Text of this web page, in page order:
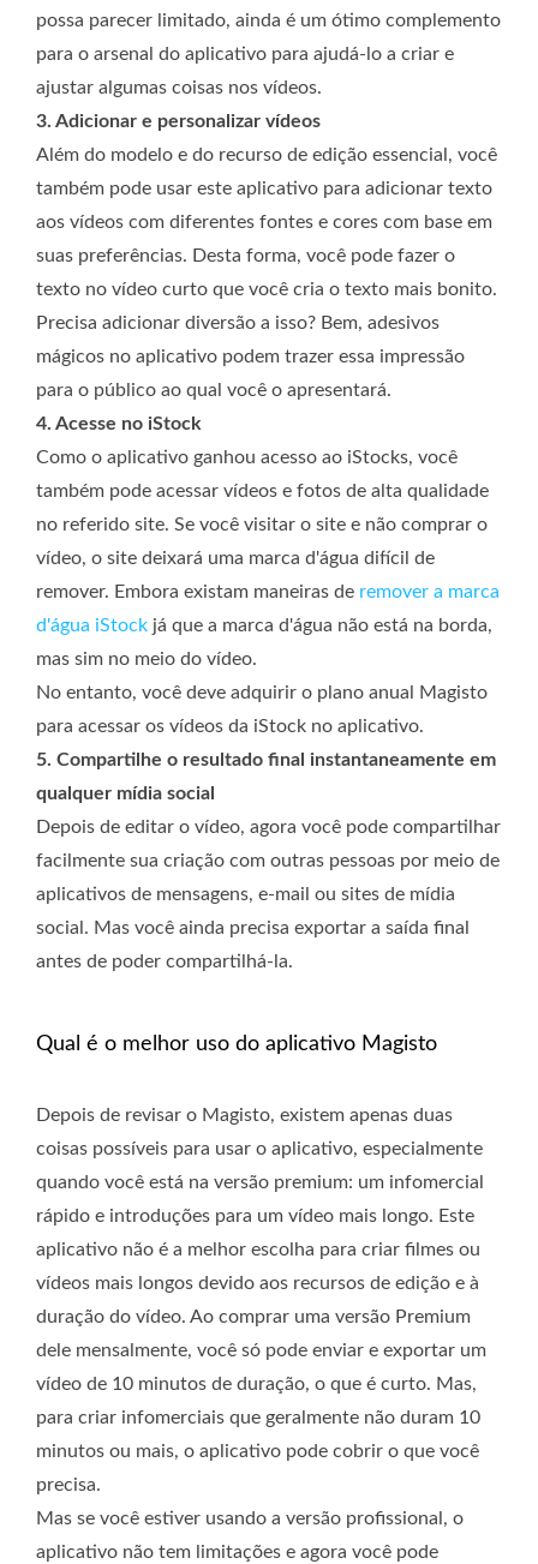
possa parecer limitado, ainda é um ótimo complemento
para o arsenal do aplicativo para ajudá-lo a criar e
ajustar algumas coisas nos vídeos.
3. Adicionar e personalizar vídeos
Além do modelo e do recurso de edição essencial, você
também pode usar este aplicativo para adicionar texto
aos vídeos com diferentes fontes e cores com base em
suas preferências. Desta forma, você pode fazer o
texto no vídeo curto que você cria o texto mais bonito.
Precisa adicionar diversão a isso? Bem, adesivos
mágicos no aplicativo podem trazer essa impressão
para o público ao qual você o apresentará.
4. Acesse no iStock
Como o aplicativo ganhou acesso ao iStocks, você
também pode acessar vídeos e fotos de alta qualidade
no referido site. Se você visitar o site e não comprar o
vídeo, o site deixará uma marca d'água difícil de
remover. Embora existam maneiras de remover a marca
d'água iStock já que a marca d'água não está na borda,
mas sim no meio do vídeo.
No entanto, você deve adquirir o plano anual Magisto
para acessar os vídeos da iStock no aplicativo.
5. Compartilhe o resultado final instantaneamente em
qualquer mídia social
Depois de editar o vídeo, agora você pode compartilhar
facilmente sua criação com outras pessoas por meio de
aplicativos de mensagens, e-mail ou sites de mídia
social. Mas você ainda precisa exportar a saída final
antes de poder compartilhá-la.
Qual é o melhor uso do aplicativo Magisto
Depois de revisar o Magisto, existem apenas duas
coisas possíveis para usar o aplicativo, especialmente
quando você está na versão premium: um infomercial
rápido e introduções para um vídeo mais longo. Este
aplicativo não é a melhor escolha para criar filmes ou
vídeos mais longos devido aos recursos de edição e à
duração do vídeo. Ao comprar uma versão Premium
dele mensalmente, você só pode enviar e exportar um
vídeo de 10 minutos de duração, o que é curto. Mas,
para criar infomerciais que geralmente não duram 10
minutos ou mais, o aplicativo pode cobrir o que você
precisa.
Mas se você estiver usando a versão profissional, o
aplicativo não tem limitações e agora você pode